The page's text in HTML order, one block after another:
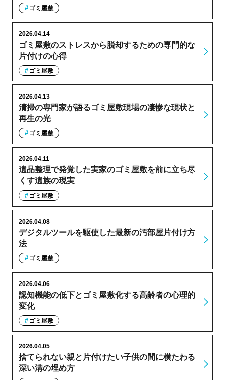
ゴミ屋敷
ゴミ屋敷のストレスから脱却するための専門的な
片付けの心得
2026.04.14
ゴミ屋敷
清掃の専門家が語るゴミ屋敷現場の凄惨な現状と
再生の光
2026.04.13
ゴミ屋敷
遺品整理で発覚した実家のゴミ屋敷を前に立ち尽
くす遺族の現実
2026.04.11
ゴミ屋敷
デジタルツールを駆使した最新の汚部屋片付け方
法
2026.04.08
ゴミ屋敷
認知機能の低下とゴミ屋敷化する高齢者の心理的
変化
2026.04.06
ゴミ屋敷
捨てられない親と片付けたい子供の間に横たわる
深い溝の埋め方
2026.04.05